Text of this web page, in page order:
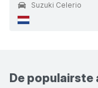
Suzuki Celerio
De populairste